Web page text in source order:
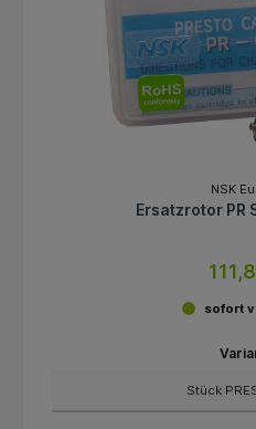
NSK
Ersatzrotor PR
sofort